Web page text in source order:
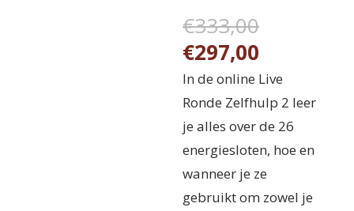
€333,00
was:
€333,00.
€297,00
prijs
is:
€297,00.
In de online Live
Ronde Zelfhulp 2 leer
je alles over de 26
energiesloten, hoe en
wanneer je ze
gebruikt om zowel je